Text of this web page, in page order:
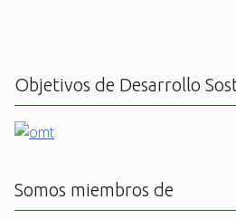
Objetivos de Desarrollo
Somos miembros de